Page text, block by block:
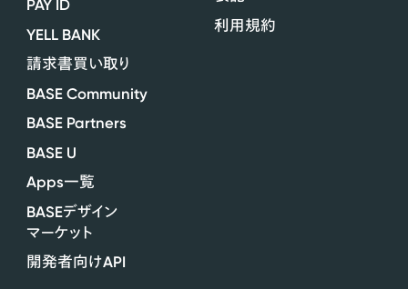
PAY ID
YELL BANK
請求書買い取り
BASE Community
BASE Partners
BASE U
Apps一覧
BASEデザイン
マーケット
開発者向けAPI
利用規約